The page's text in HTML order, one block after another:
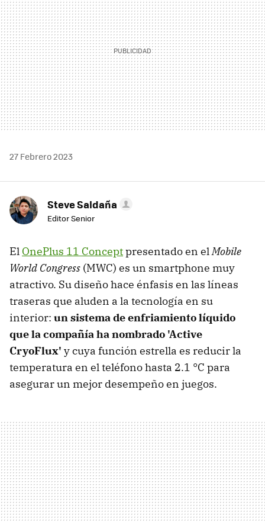
27 Febrero 2023
Steve Saldaña
Editor Senior
El OnePlus 11 Conceptpresentado en elMobile
World Congress (MWC) es un smartphone muy
atractivo. Su diseño hace énfasis en las líneas
traseras que aluden a la tecnología en su
interior: un sistema de enfriamiento líquido
que la compañía ha nombrado 'Active
CryoFlux' y cuya función estrella es reducir la
temperatura en el teléfono hasta 2.1 °C para
asegurar un mejor desempeño en juegos.